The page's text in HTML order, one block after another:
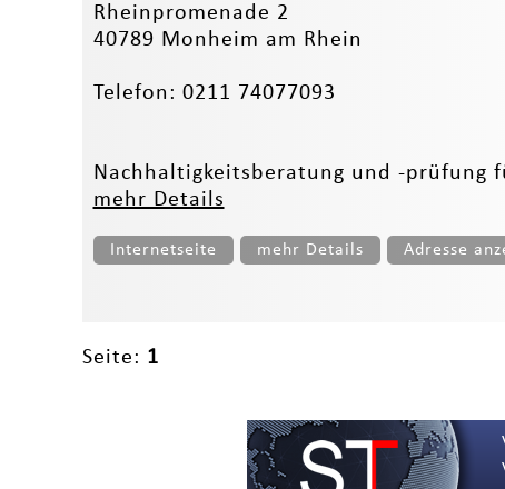
Rheinpromenade 2
40789 Monheim am Rhein
Telefon: 0211 74077093
Nachhaltigkeitsberatung und -prüfung
mehr Details
Internetseite mehr Details Adresse
Seite: 1